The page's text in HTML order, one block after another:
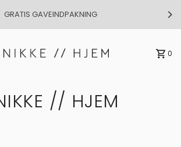
GRATIS GAVEINDPAKNING
0
// HJEM